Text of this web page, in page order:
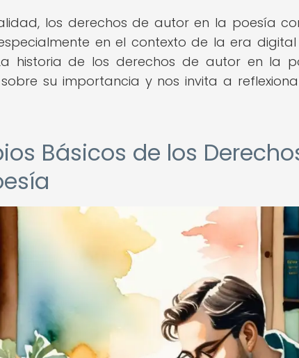
los derechos de autor en la poesía
en el contexto de la era
historia de los derechos de autor en la
su importancia y nos invita a
Básicos de los